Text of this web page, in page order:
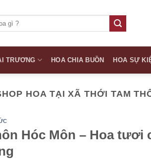
TRƯƠNG HOA CHIA BUỒN HOA SỰ
HOA TẠI XÃ THỚI TAM
Hóc Môn – Hoa tươi